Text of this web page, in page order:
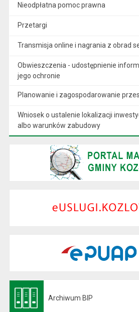
Nieodpłatna pomoc prawna
Przetargi
Transmisja online i nagrania z obrad
Obwieszczenia - udostępnienie
jego ochronie
Planowanie i zagospodarowanie
Wniosek o ustalenie lokalizacji
albo warunków zabudowy
Archiwum BIP